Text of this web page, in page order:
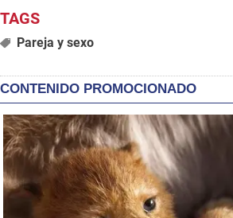
Pareja y sexo
CONTENIDO PROMOCIONADO